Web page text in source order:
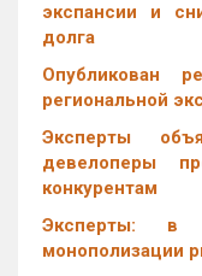
экспансии и
долга
Опубликован
региональной
Эксперты
девелоперы
конкурентам
Эксперты: в
монополизации